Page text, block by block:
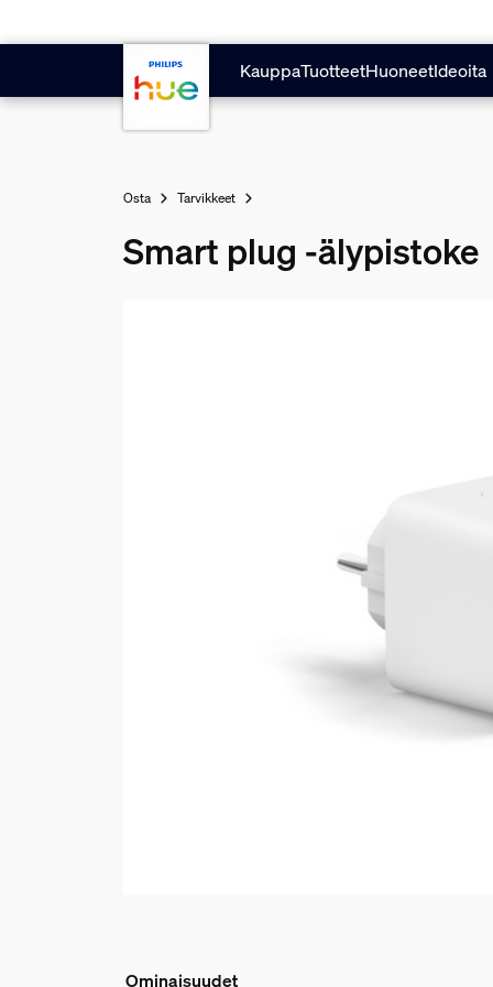
KauppaTuotteetHuoneetIdeoita
Osta Tarvikkeet
Smart plug -älypistoke
Ominaisuudet